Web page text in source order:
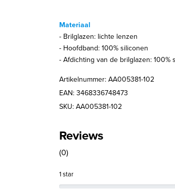
Materiaal
- Brilglazen: lichte lenzen
- Hoofdband: 100% siliconen
- Afdichting van de brilglazen: 100%
Artikelnummer: AA005381-102
EAN: 3468336748473
SKU: AA005381-102
Reviews
(0)
1 star